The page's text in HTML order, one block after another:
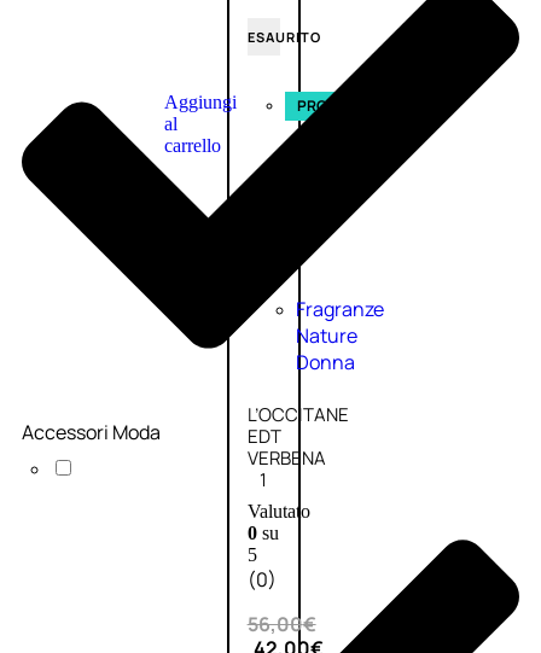
ESAURITO
Aggiungi
al
carrello
PROMO
Fragranze
Nature
Donna
L’OCCITANE
EDT
VERBENA
1
Valutato
0su
5
(0)
56,00€
Accessori Moda